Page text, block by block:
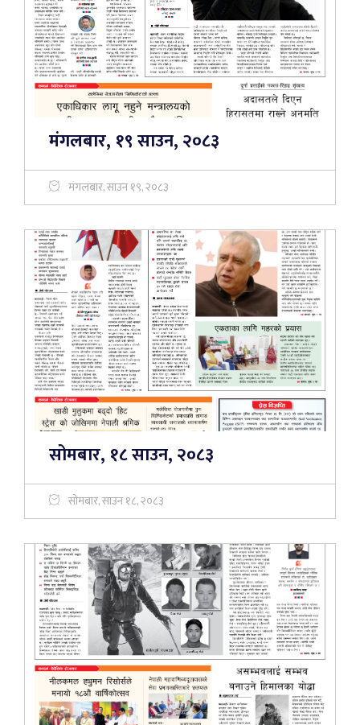
मंगलबार, १९ साउन, २०८३
मंगलबार, साउन १९, २०८३
सोमबार, १८ साउन, २०८३
सोमबार, साउन १८, २०८३